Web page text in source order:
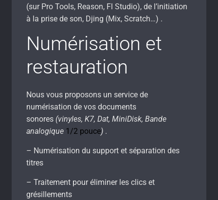
(sur Pro Tools, Reason, Fl Studio), de l’initiation
à la prise de son, Djing (Mix, Scratch…) .
Numérisation et
restauration
Nous vous proposons un service de
numérisation de vos documents
sonores (vinyles, K7, Dat, MiniDisk, Bande
analogique 1/2 pouce) .
– Numérisation du support et séparation des
titres
– Traitement pour éliminer les clics et
grésillements